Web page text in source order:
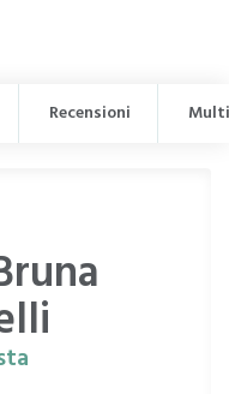
Recensioni